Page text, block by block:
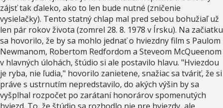
zájsť tak ďaleko, ako to len bude nutné (zničenie
vysielačky). Tento statný chlap mal pred sebou bohužiaľ už
len pár rokov života (zomrel 28. 8. 1978 v Írsku). Na začiatku
sa hovorilo, že by sa mohlo jednať o hviezdny film s Paulom
Newmanom, Robertom Redfordom a Steveom McQueenom
v hlavných úlohách, štúdio si ale postavilo hlavu. "Hviezdou
je ryba, nie ľudia," hovorilo zanietene, snažiac sa tváriť, že si
práve s ustrnutím nepredstavilo, do akých výšin by sa
vyšplhal rozpočet po zarátaní honorárov spomenutých
hviezd. To, že štúdio sa rozhodlo nie pre hviezdy, ale